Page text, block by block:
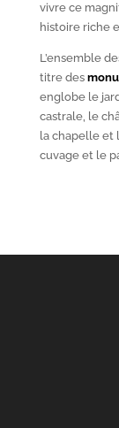
vivre ce
histoire riche
L’ensemble
titre des
englobe le
castrale, le
la chapelle et
cuvage et le